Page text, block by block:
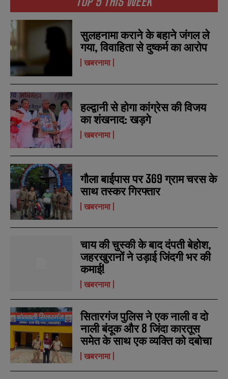
N
a
*
E
m
a
i
l
*
N
u
m
b
e
SUBMIT
N
a
*
E
m
a
i
l
*
N
u
m
b
e
SUBMIT
सुलहनामा कराने के बहाने जंगल ले
गया, विवाहिता से दुष्कर्म का आरोप
खबरनामा
हल्द्वानी से होगा कांग्रेस की विजय
का शंखनाद: खड़गे
खबरनामा
गौला बाईपास पर 369 ग्राम चरस के
साथ तस्कर गिरफ्तार
खबरनामा
चाय की चुस्की के बाद दंपती बेहोश,
जहरखुरानों ने उड़ाई जिंदगी भर की
कमाई!
खबरनामा
सितारगंज पुलिस ने एक नाली व दो
नाली बंदूक और 8 जिंदा कारतूस
समेत के साथ एक व्यक्ति को दबोचा
खबरनामा